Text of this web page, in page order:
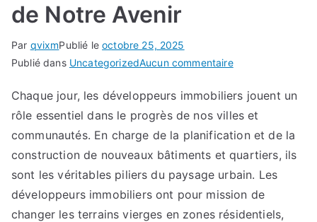
de Notre Avenir
Par qvixmPublié leoctobre 25, 2025
Publié dans UncategorizedAucun commentairesur
Développeurs
Immobiliers
:
Bâtisseurs
de
Avenir
Chaque jour, les développeurs immobiliers jouent un
rôle essentiel dans le progrès de nos villes et
communautés. En charge de la planification et de la
construction de nouveaux bâtiments et quartiers, ils
sont les véritables piliers du paysage urbain. Les
développeurs immobiliers ont pour mission de
changer les terrains vierges en zones résidentiels,